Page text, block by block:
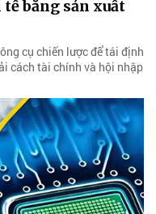
bằng sản xuất
cụ chiến lược để tái định
cách tài chính và hội nhập